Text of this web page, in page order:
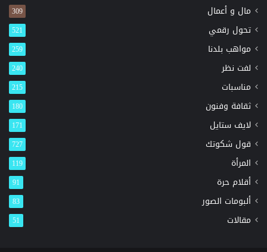
مال و أعمال 309
تحول رقمي 521
مواهب بلدنا 259
لفت نظر 240
مناسبات 215
ثقافة وفنون 180
لايف ستايل 171
قول شكوتك 727
المرأة 119
أقلام حرة 91
ألبومات الصور 83
مقالات 51